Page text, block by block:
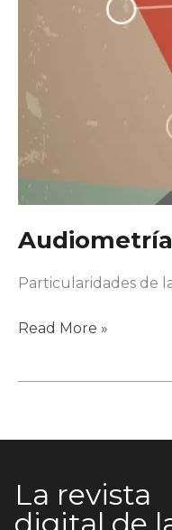
Particularidades de
Audiometría
Read More »
La revista